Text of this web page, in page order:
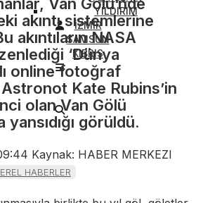
YILDIRIM
İZMİR
SAMSUN
KIBRIS
akıntı sistemlerine
akıntıların NASA
‘Dünya
online fotoğraf
Astronot Kate Rubins’in
olan Van Gölü
görüldü.
Kaynak: HABER MERKEZI
HABERLER